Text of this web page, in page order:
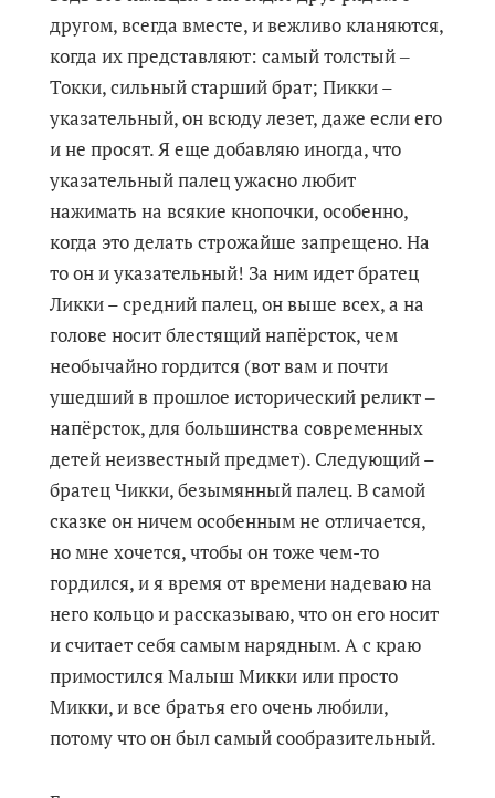
другом, всегда вместе, и вежливо кланяются,
когда их представляют: самый толстый ‒
Токки, сильный старший брат; Пикки –
указательный, он всюду лезет, даже если его
и не просят. Я еще добавляю иногда, что
указательный палец ужасно любит
нажимать на всякие кнопочки, особенно,
когда это делать строжайше запрещено. На
то он и указательный! За ним идет братец
Ликки – средний палец, он выше всех, а на
голове носит блестящий напёрсток, чем
необычайно гордится (вот вам и почти
ушедший в прошлое исторический реликт ‒
напёрсток, для большинства современных
детей неизвестный предмет). Следующий –
братец Чикки, безымянный палец. В самой
сказке он ничем особенным не отличается,
но мне хочется, чтобы он тоже чем-то
гордился, и я время от времени надеваю на
него кольцо и рассказываю, что он его носит
и считает себя самым нарядным. А с краю
примостился Малыш Микки или просто
Микки, и все братья его очень любили,
потому что он был самый сообразительный.